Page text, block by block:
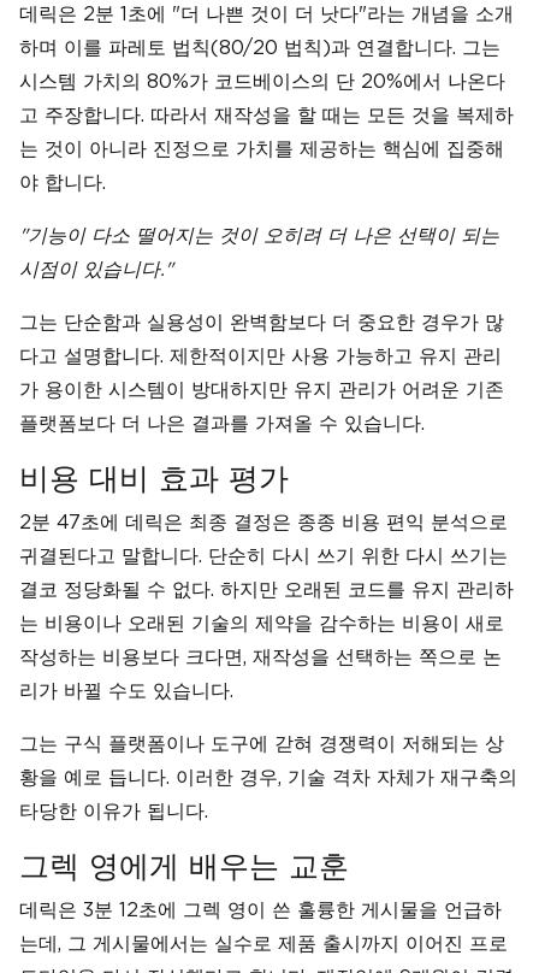
데릭은 2분 1초에 "더 나쁜 것이 더 낫다"라는 개념을 소개
하며 이를 파레토 법칙(80/20 법칙)과 연결합니다. 그는
시스템 가치의 80%가 코드베이스의 단 20%에서 나온다
고 주장합니다. 따라서 재작성을 할 때는 모든 것을 복제하
는 것이 아니라 진정으로 가치를 제공하는 핵심에 집중해
야 합니다.
"기능이 다소 떨어지는 것이 오히려 더 나은 선택이 되는
시점이 있습니다."
그는 단순함과 실용성이 완벽함보다 더 중요한 경우가 많
다고 설명합니다. 제한적이지만 사용 가능하고 유지 관리
가 용이한 시스템이 방대하지만 유지 관리가 어려운 기존
플랫폼보다 더 나은 결과를 가져올 수 있습니다.
비용 대비 효과 평가
2분 47초에 데릭은 최종 결정은 종종 비용 편익 분석으로
귀결된다고 말합니다. 단순히 다시 쓰기 위한 다시 쓰기는
결코 정당화될 수 없다. 하지만 오래된 코드를 유지 관리하
는 비용이나 오래된 기술의 제약을 감수하는 비용이 새로
작성하는 비용보다 크다면, 재작성을 선택하는 쪽으로 논
리가 바뀔 수도 있습니다.
그는 구식 플랫폼이나 도구에 갇혀 경쟁력이 저해되는 상
황을 예로 듭니다. 이러한 경우, 기술 격차 자체가 재구축의
타당한 이유가 됩니다.
그렉 영에게 배우는 교훈
데릭은 3분 12초에 그렉 영이 쓴 훌륭한 게시물을 언급하
는데, 그 게시물에서는 실수로 제품 출시까지 이어진 프로